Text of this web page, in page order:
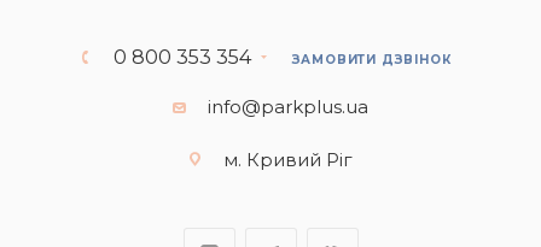
0 800 353 354 ЗАМОВИТИ ДЗВІНОК
info@parkplus.ua
м. Кривий Ріг